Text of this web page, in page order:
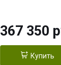
367 350
Купить